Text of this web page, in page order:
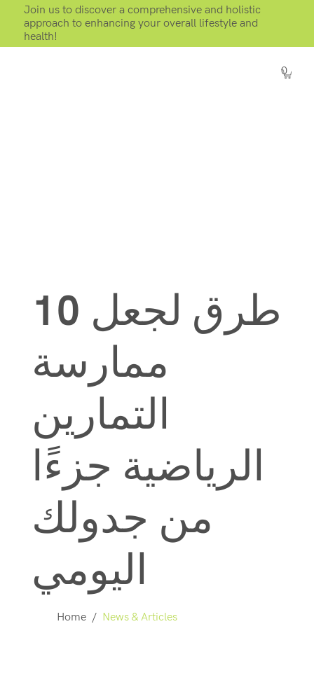
Join us to discover a comprehensive and holistic
approach to enhancing your overall lifestyle and
health!
0
10 طرق لجعل
ممارسة
التمارين
الرياضية جزءًا
من جدولك
اليومي
Home/ News & Articles